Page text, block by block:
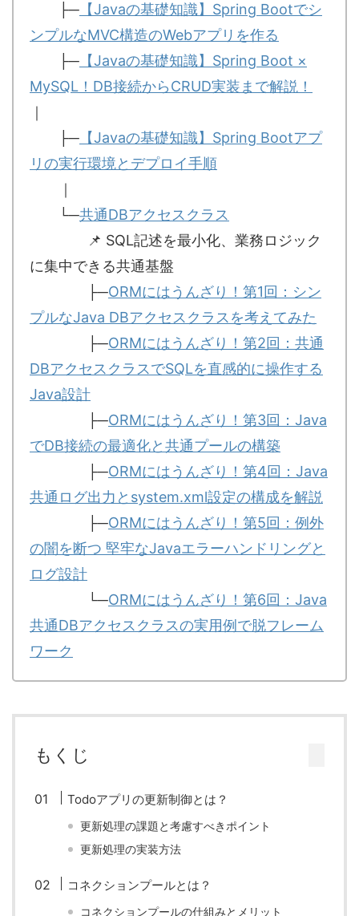
├─ 【Javaの基礎知識】Spring Bootでシ
ンプルなMVC構造のWebアプリを作る
├─ 【Javaの基礎知識】Spring Boot ×
MySQL！DB接続からCRUD実装まで解説！
｜
├─ 【Javaの基礎知識】Spring Bootアプ
リの実行環境とデプロイ手順
｜
└─共通DBアクセスクラス
📌 SQL記述を最小化、業務ロジック
に集中できる共通基盤
├─ORMにはうんざり！第1回：シン
プルなJava DBアクセスクラスを考えてみた
├─ORMにはうんざり！第2回：共通
DBアクセスクラスでSQLを直感的に操作する
Java設計
├─ORMにはうんざり！第3回：Java
でDB接続の最適化と共通プールの構築
├─ORMにはうんざり！第4回：Java
共通ログ出力とsystem.xml設定の構成を解説
├─ORMにはうんざり！第5回：例外
の闇を断つ 堅牢なJavaエラーハンドリングと
ログ設計
└─ORMにはうんざり！第6回：Java
共通DBアクセスクラスの実用例で脱フレーム
ワーク
もくじ
Todoアプリの更新制御とは？
更新処理の課題と考慮すべきポイント
更新処理の実装方法
コネクションプールとは？
コネクションプールの仕組みとメリット